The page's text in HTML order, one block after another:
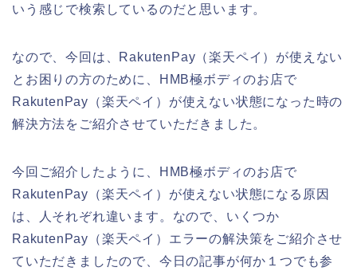
いう感じで検索しているのだと思います。
なので、今回は、RakutenPay（楽天ペイ）が使えない
とお困りの方のために、HMB極ボディのお店で
RakutenPay（楽天ペイ）が使えない状態になった時の
解決方法をご紹介させていただきました。
今回ご紹介したように、HMB極ボディのお店で
RakutenPay（楽天ペイ）が使えない状態になる原因
は、人それぞれ違います。なので、いくつか
RakutenPay（楽天ペイ）エラーの解決策をご紹介させ
ていただきましたので、今日の記事が何か１つでも参